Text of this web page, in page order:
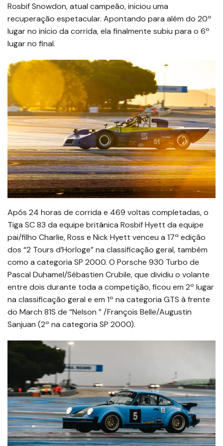
Rosbif Snowdon, atual campeão, iniciou uma
recuperação espetacular. Apontando para além do 20º
lugar no início da corrida, ela finalmente subiu para o 6º
lugar no final.
Após 24 horas de corrida e 469 voltas completadas, o
Tiga SC 83 da equipe britânica Rosbif Hyett da equipe
pai/filho Charlie, Ross e Nick Hyett venceu a 17ª edição
dos “2 Tours d’Horloge” na classificação geral, também
como a categoria SP 2000. O Porsche 930 Turbo de
Pascal Duhamel/Sébastien Crubile, que dividiu o volante
entre dois durante toda a competição, ficou em 2º lugar
na classificação geral e em 1º na categoria GTS à frente
do March 81S de “Nelson ” /François Belle/Augustin
Sanjuan (2º na categoria SP 2000).